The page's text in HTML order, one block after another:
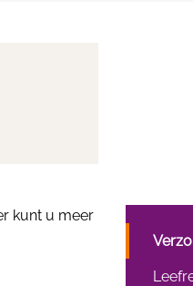
kunt u meer